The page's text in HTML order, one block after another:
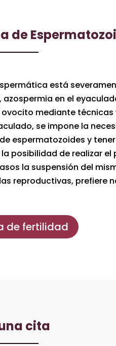
está
en el
mediante
se impone la
espermatozoides y
posibilidad de realizar
la suspensión del
reproductivas, prefiere
de fertilidad
cita